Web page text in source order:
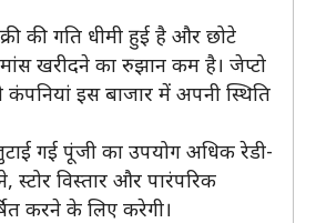
की गति धीमी हुई है और छोटे
खरीदने का रुझान कम है। जेप्टो
इस बाजार में अपनी स्थिति
गई पूंजी का उपयोग अधिक रेडी-
स्टोर विस्तार और पारंपरिक
करने के लिए करेगी।